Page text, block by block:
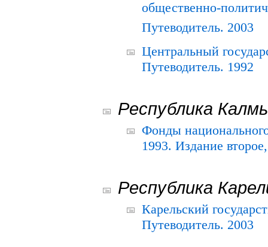
общественно-
Путеводитель. 2003
Центральный
Путеводитель. 1992
Республика
Фонды
1993. Издание
Республика
Карельский
Путеводитель. 2003